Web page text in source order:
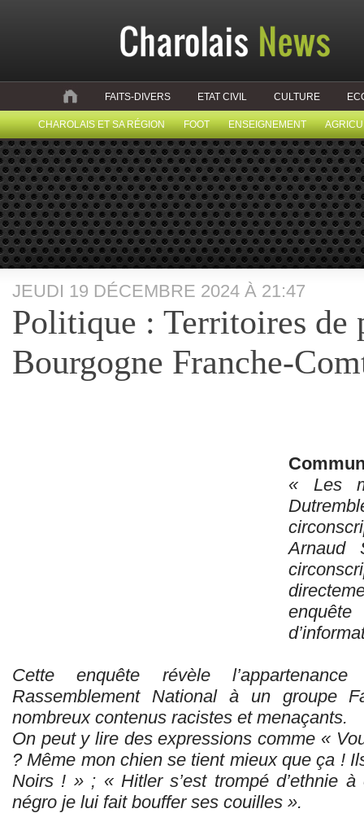
FAITS-DIVERS ETAT CIVIL CULTURE
CHAROLAIS ET SA RÉGION FOOT ENSEIGNEMENT
JEUDI 19 DÉCEMBRE 2024 À 21:47
Politique : Territoires de
Bourgogne Franche-
« Les
Arnaud
Cette enquête révèle
Rassemblement National à un groupe
nombreux contenus racistes et menaçants.
On peut y lire des expressions comme «
? Même mon chien se tient mieux que ça !
Noirs ! » ; « Hitler s’est trompé d’ethnie
négro je lui fait bouffer ses couilles ».